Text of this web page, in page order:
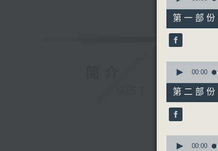
49
minutes,
40
seconds
90%
第一部
seconds
47
minutes,
25
seconds
90%
00:00
第二部
seconds
00:00